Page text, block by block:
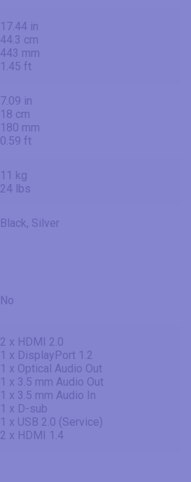
17.44 in
44.3 cm
443 mm
1.45 ft
7.09 in
18 cm
180 mm
0.59 ft
11 kg
24 lbs
Black, Silver
No
2 x HDMI 2.0
1 x DisplayPort 1.2
1 x Optical Audio Out
1 x 3.5 mm Audio Out
1 x 3.5 mm Audio In
1 x D-sub
1 x USB 2.0 (Service)
2 x HDMI 1.4